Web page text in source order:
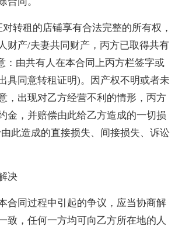
租的店铺享有合法完整的所有权，
财产/夫妻共同财产，丙方已取得共有
：由共有人在本合同上丙方栏签字或
具同意转租证明)。因产权不明或者未
，出现对乙方经营不利的情形，丙方
金，并赔偿由此给乙方造成的一切损
此造成的直接损失、间接损失、诉讼
决
同过程中引起的争议，应当协商解
致，任何一方均可向乙方所在地的人